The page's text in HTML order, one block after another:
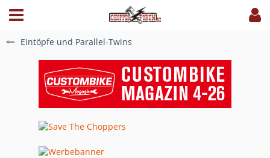
Eintöpfe und Parallel-Twins